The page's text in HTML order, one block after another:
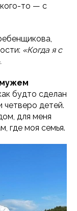
то — с
«Когда я с
будто сделан
четверо детей.
для меня
где моя семья.